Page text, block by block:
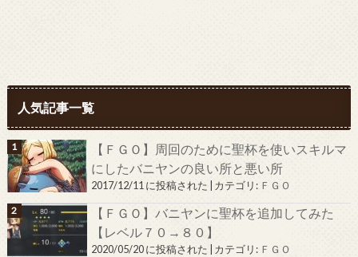
人気記事一覧
【ＦＧＯ】周回のために聖杯を使いスキルマ
にしたバニヤンの良い所と悪い所
2017/12/11 に投稿された カテゴリ: ＦＧＯ
【ＦＧＯ】バニヤンに聖杯を追加してみた
【レベル７０→８０】
2020/05/20 に投稿された カテゴリ: ＦＧＯ